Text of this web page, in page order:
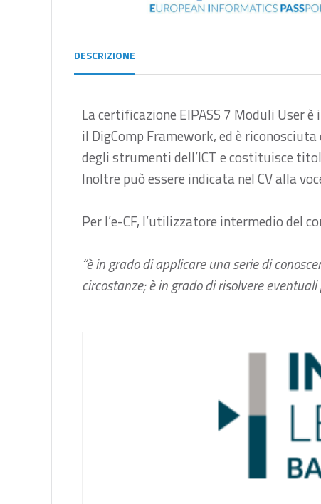
DESCRIZIONE
La certificazione EIPASS 7 Moduli User
il DigComp Framework, ed è
degli strumenti dell’ICT e costituisce
Inoltre può essere indicata nel CV alla
Per l’e-CF, l’utilizzatore intermedio del
“è in grado di applicare una serie di
circostanze; è in grado di risolvere